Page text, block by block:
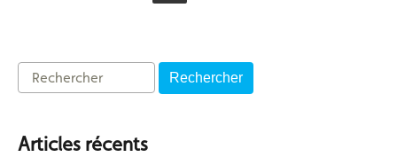
Rechercher
Articles récents